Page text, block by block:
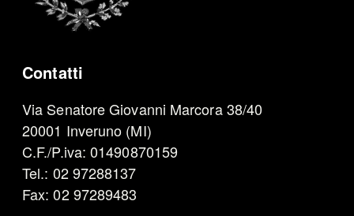
Contatti
Via Senatore Giovanni Marcora 38/40
20001 Inveruno (MI)
C.F./P.iva: 01490870159
Tel.: 02 97288137
Fax: 02 97289483